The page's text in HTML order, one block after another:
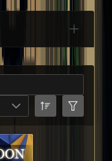
Last Month Per